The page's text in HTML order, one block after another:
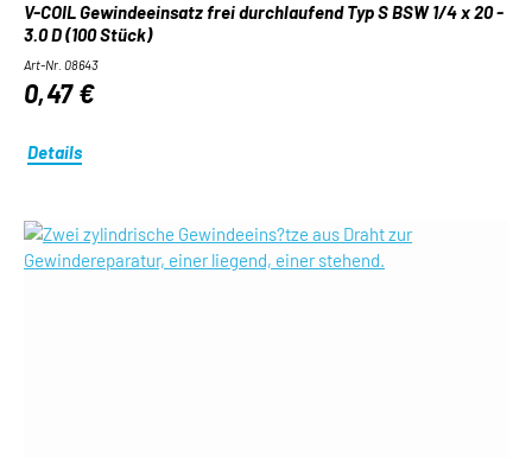
V-COIL Gewindeeinsatz frei durchlaufend Typ S BSW 1/4 x 20 -
3.0 D (100 Stück)
Art-Nr. 08643
0,47 €
Details